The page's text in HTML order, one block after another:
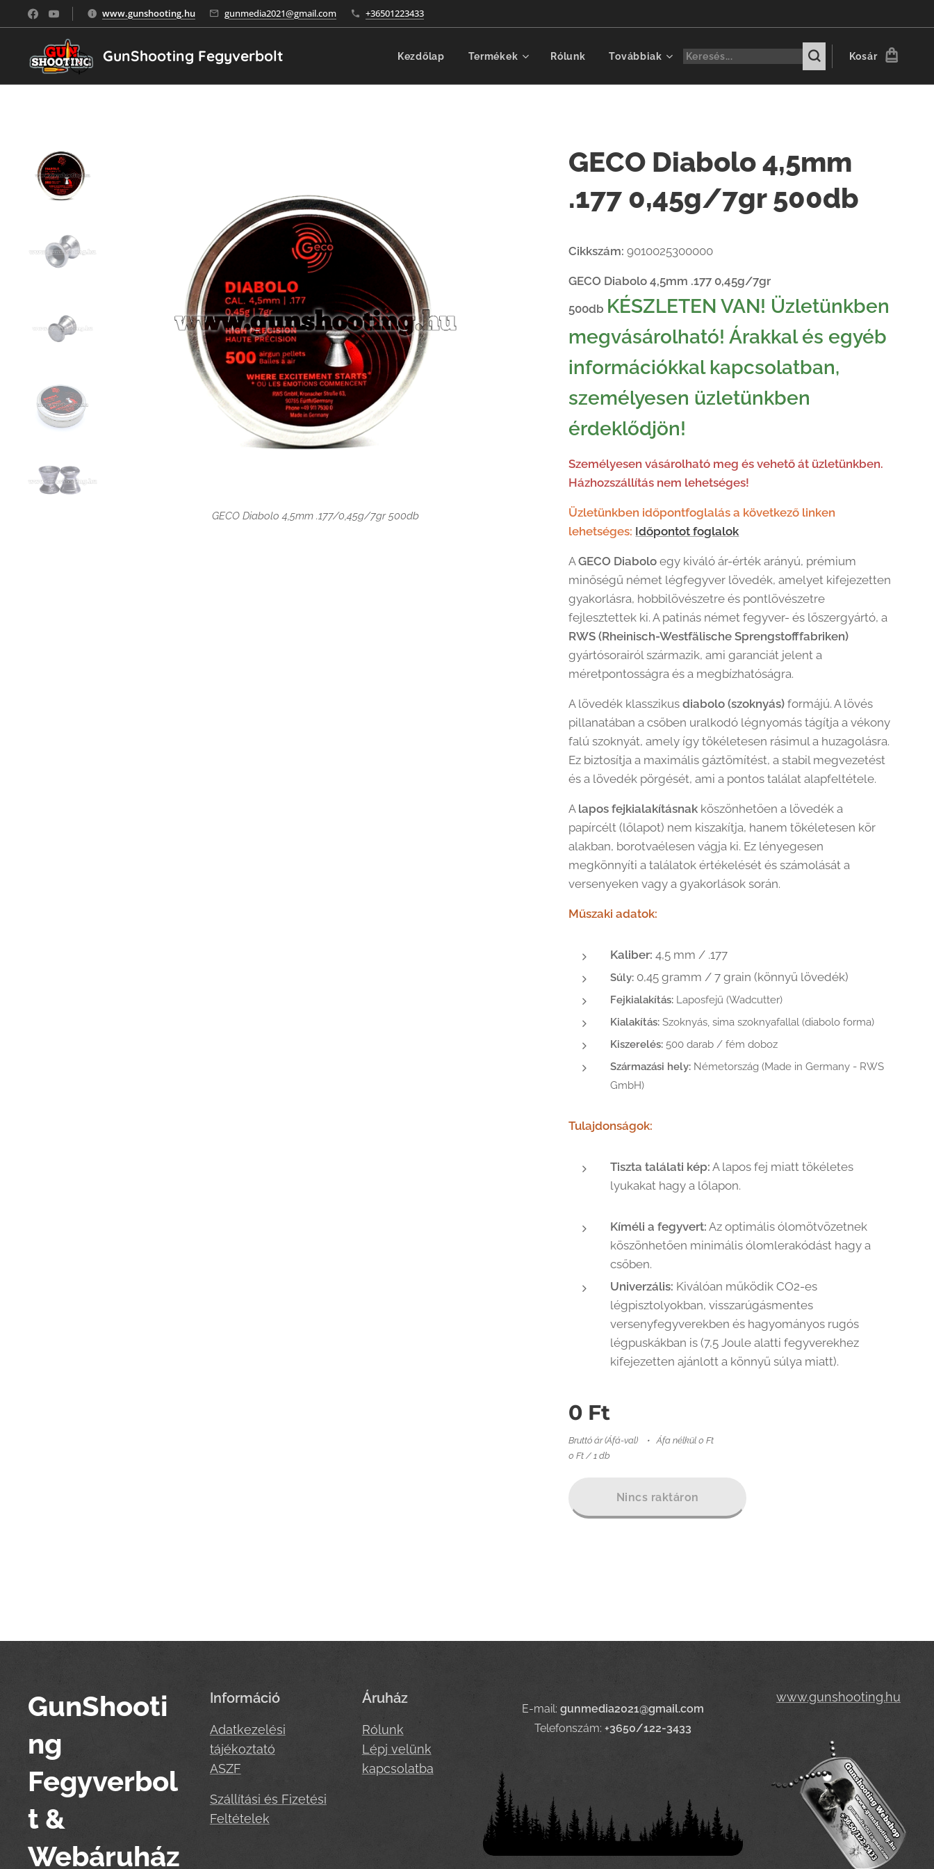
www.gunshooting.hu gunmedia2021@gmail.com +36501223433
GunShooting Fegyverbolt Kezdőlap Termékek Rólunk Továbbiak Kosár
GECO Diabolo 4,5mm
.177 0,45g/7gr 500db
GECO Diabolo 4,5mm .177/0,45g/7gr 500db
GECO Diabolo 4,5mm .177/0,45g/7gr 500db
GECO Diabolo 4,5mm .177/0,45g/7gr 500db
Cikkszám:9010025300000
GECO Diabolo 4,5mm .177 0,45g/7gr
500db KÉSZLETEN VAN! Üzletünkben
megvásárolható! Árakkal és egyéb
információkkal kapcsolatban,
személyesen üzletünkben
érdeklődjön!
Személyesen vásárolható meg és vehető át üzletünkben.
Házhozszállítás nem lehetséges!
Üzletünkben időpontfoglalás a következő linken
lehetséges: Időpontot foglalok
AGECO Diabolo egy kiváló ár-érték arányú, prémium
minőségű német légfegyver lövedék, amelyet kifejezetten
gyakorlásra, hobbilövészetre és pontlövészetre
fejlesztettek ki. A patinás német fegyver- és lőszergyártó, a
RWS (Rheinisch-Westfälische Sprengstofffabriken)
gyártósorairól származik, ami garanciát jelent a
méretpontosságra és a megbízhatóságra.
A lövedék klasszikusdiabolo (szoknyás) formájú. A lövés
pillanatában a csőben uralkodó légnyomás tágítja a vékony
falú szoknyát, amely így tökéletesen rásimul a huzagolásra.
Ez biztosítja a maximális gáztömítést, a stabil megvezetést
és a lövedék pörgését, ami a pontos találat alapfeltétele.
A lapos fejkialakításnak köszönhetően a lövedék a
papírcélt (lőlapot) nem kiszakítja, hanem tökéletesen kör
alakban, borotvaélesen vágja ki. Ez lényegesen
megkönnyíti a találatok értékelését és számolását a
versenyeken vagy a gyakorlások során.
Műszaki adatok:
Kaliber: 4,5 mm / .177
Súly: 0,45 gramm / 7 grain (könnyű lövedék)
Fejkialakítás: Laposfejű (Wadcutter)
Kialakítás: Szoknyás, sima szoknyafallal (diabolo forma)
Kiszerelés: 500 darab / fém doboz
Származási hely: Németország (Made in Germany - RWS
GmbH)
Tulajdonságok:
Tiszta találati kép: A lapos fej miatt tökéletes
lyukakat hagy a lőlapon.
Kíméli a fegyvert: Az optimális ólomötvözetnek
köszönhetően minimális ólomlerakódást hagy a
csőben.
Univerzális: Kiválóan működik CO2-es
légpisztolyokban, visszarúgásmentes
versenyfegyverekben és hagyományos rugós
légpuskákban is (7,5 Joule alatti fegyverekhez
kifejezetten ajánlott a könnyű súlya miatt).
0 Ft
Bruttó ár (Áfá-val)
Áfa nélkül 0 Ft
0 Ft / 1 db
Nincs raktáron
GunShooti
ng
Fegyverbol
t &
Webáruház
Információ
Adatkezelési
tájékoztató
ASZF
Szállítási és Fizetési
Feltételek
Áruház
Rólunk
Lépj velünk
kapcsolatba
E-mail:gunmedia2021@gmail.com
Telefonszám:+3650/122-3433
www.gunshooting.hu